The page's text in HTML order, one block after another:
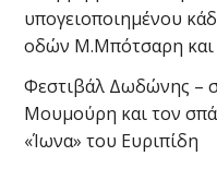
υπογειοποιημένου
οδών Μ.Μπότσαρη και
Φεστιβάλ Δωδώνης –
Μουμούρη και τον
«Ίωνα» του Ευριπίδη